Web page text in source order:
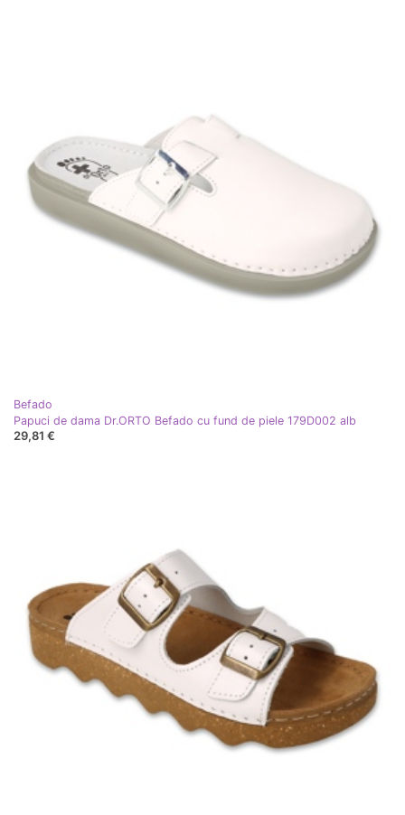
Befado
Papuci de dama Dr.ORTO Befado cu fund de piele 179D002 alb
29,81 €